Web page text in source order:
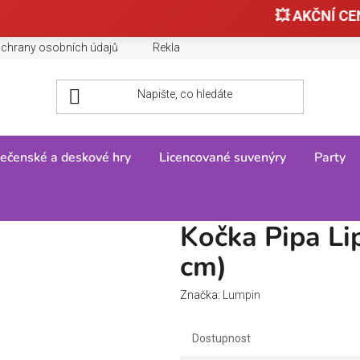
💥 AKČNÍ
osobních údajů Reklamace, výměny a vrácení zboží
a deskové hry Licencované suvenýry Party
Kočka Pipa
cm)
Značka: Lumpin
Dostupnost